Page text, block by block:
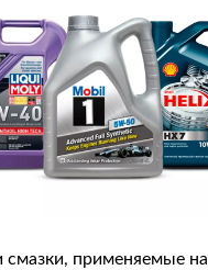
применяемые